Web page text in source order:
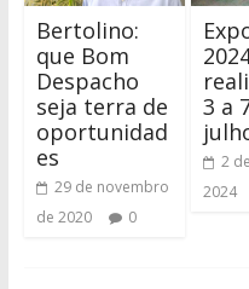
Bertolino:
que Bom
Despacho
seja terra de
oportunidad
es
29 de novembro
de 2020
0
3 a
2
2024